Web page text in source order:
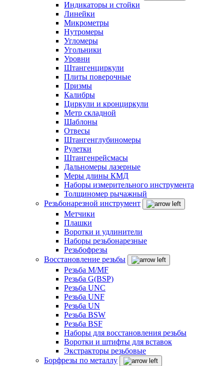
Индикаторы и стойки
Линейки
Микрометры
Нутромеры
Угломеры
Угольники
Уровни
Штангенциркули
Плиты поверочные
Призмы
Калибры
Циркули и кронциркули
Метр складной
Шаблоны
Отвесы
Штангенглубиномеры
Рулетки
Штангенрейсмасы
Дальномеры лазерные
Меры длины КМД
Наборы измерительного инструмента
Толщиномер рычажный
Резьбонарезной инструмент
Метчики
Плашки
Воротки и удлинители
Наборы резьбонарезные
Резьбофрезы
Восстановление резьбы
Резьба M/MF
Резьба G(BSP)
Резьба UNC
Резьба UNF
Резьба UN
Резьба BSW
Резьба BSF
Наборы для восстановления резьбы
Воротки и штифты для вставок
Экстракторы резьбовые
Борфрезы по металлу